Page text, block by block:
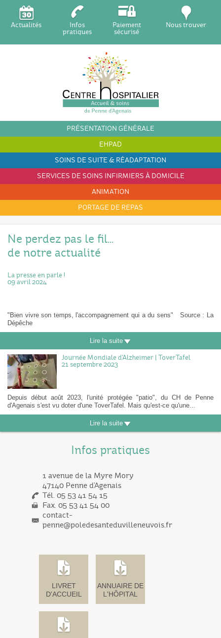
Actualités
Infos
pratiques
Paiement
sécurisé
Nous trouver
Ne perdez pas le fil...
de notre actualité
La presse en parle !
09 avril 2024
"Bien vivre son temps, l'accompagnement qui a du sens" Source : La
Dépêche
Lire la suite
Journée Mondiale d'Alzheimer | ToverTafel
21 septembre 2023
Depuis début août 2023, l'unité protégée "patio", du CH de Penne
d'Agenais s'est vu doter d'une ToverTafel. Mais qu'est-ce qu'une...
Lire la suite
PRÉSENTATION GÉNÉRALE
EHPAD
SOINS DE SUITE & RÉADAPTATION
SERVICES DE SOINS INFIRMIERS À DOMICILE
ANIMATION
PORTAGE DE REPAS
Infos pratiques
1 avenue de la Myre Mory
47140 Penne d’Agenais
Tél. 05 53 41 54 15
Fax. 05 53 41 54 00
contact-
penne@poledesanteduvilleneuvois.fr
LIVRET
D'ACCUEIL
ANNUAIRE DE
L'HÔPITAL